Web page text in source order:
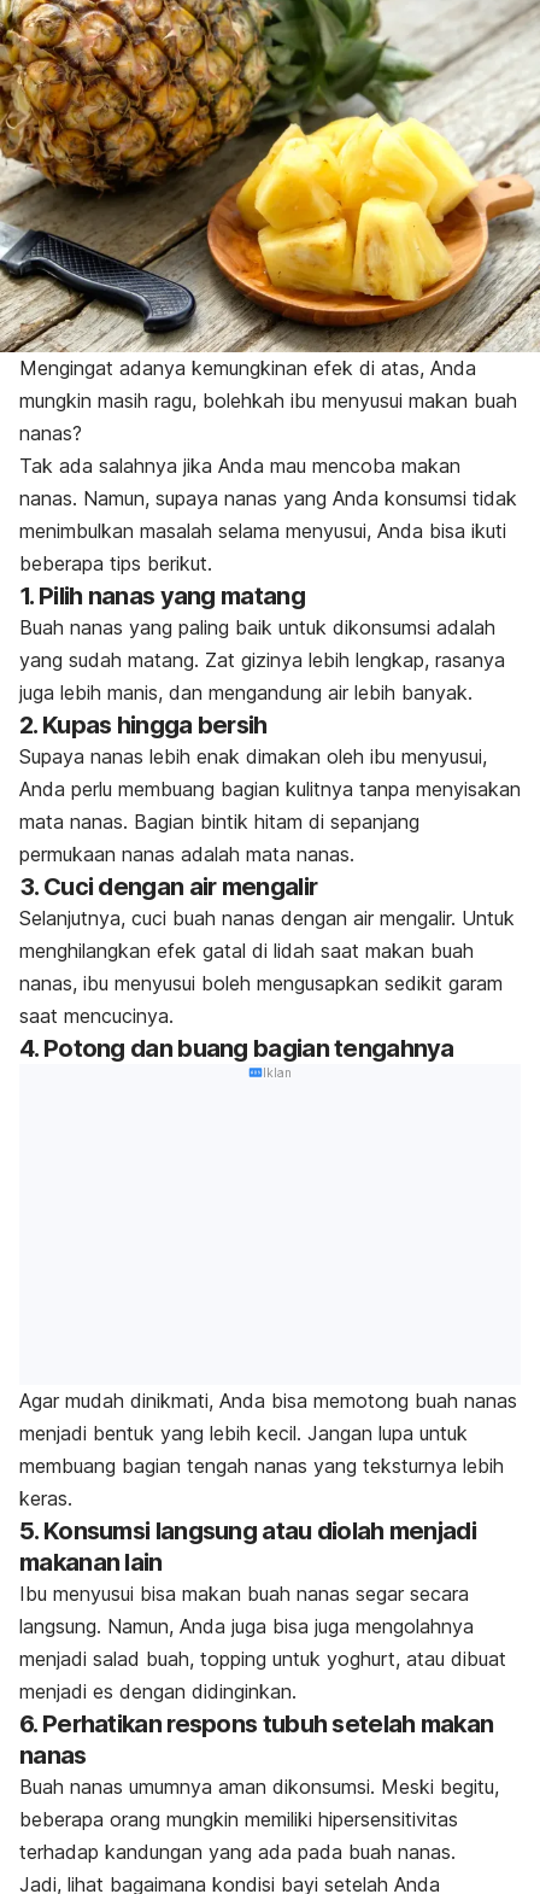
Mengingat adanya kemungkinan efek di atas, Anda
mungkin masih ragu, bolehkah ibu menyusui makan buah
nanas?
Tak ada salahnya jika Anda mau mencoba makan
nanas. Namun, supaya nanas yang Anda konsumsi tidak
menimbulkan masalah selama menyusui, Anda bisa ikuti
beberapa tips berikut.
1. Pilih nanas yang matang
Buah nanas yang paling baik untuk dikonsumsi adalah
yang sudah matang. Zat gizinya lebih lengkap, rasanya
juga lebih manis, dan mengandung air lebih banyak.
2. Kupas hingga bersih
Supaya nanas lebih enak dimakan oleh ibu menyusui,
Anda perlu membuang bagian kulitnya tanpa menyisakan
mata nanas. Bagian bintik hitam di sepanjang
permukaan nanas adalah mata nanas.
3. Cuci dengan air mengalir
Selanjutnya, cuci buah nanas dengan air mengalir. Untuk
menghilangkan efek gatal di lidah saat makan buah
nanas, ibu menyusui boleh mengusapkan sedikit garam
saat mencucinya.
4. Potong dan buang bagian tengahnya
Iklan
Agar mudah dinikmati, Anda bisa memotong buah nanas
menjadi bentuk yang lebih kecil. Jangan lupa untuk
membuang bagian tengah nanas yang teksturnya lebih
keras.
5. Konsumsi langsung atau diolah menjadi
makanan lain
Ibu menyusui bisa makan buah nanas segar secara
langsung. Namun, Anda juga bisa juga mengolahnya
menjadi salad buah, topping untuk yoghurt, atau dibuat
menjadi es dengan didinginkan.
6. Perhatikan respons tubuh setelah makan
nanas
Buah nanas umumnya aman dikonsumsi. Meski begitu,
beberapa orang mungkin memiliki hipersensitivitas
terhadap kandungan yang ada pada buah nanas.
Jadi, lihat bagaimana kondisi bayi setelah Anda